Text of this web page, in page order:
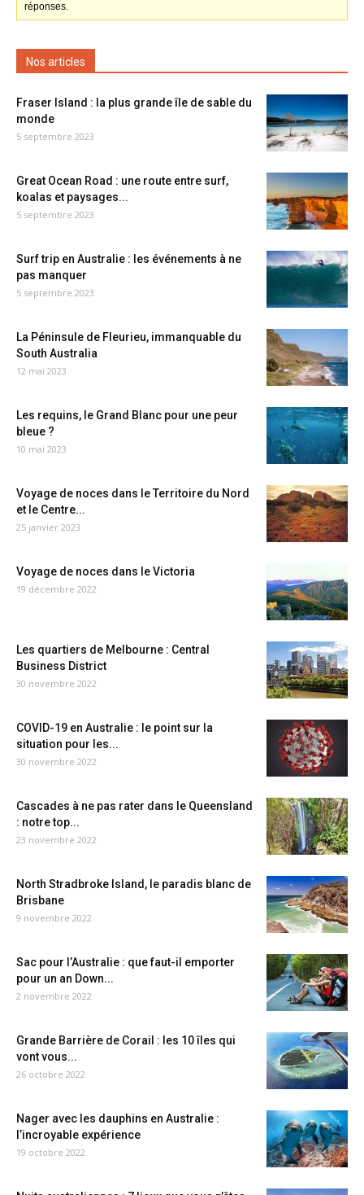
réponses.
Nos articles
Fraser Island : la plus grande île de sable du
monde
5 septembre 2023
Great Ocean Road : une route entre surf,
koalas et paysages...
5 septembre 2023
Surf trip en Australie : les événements à ne
pas manquer
5 septembre 2023
La Péninsule de Fleurieu, immanquable du
South Australia
12 mai 2023
Les requins, le Grand Blanc pour une peur
bleue ?
10 mai 2023
Voyage de noces dans le Territoire du Nord
et le Centre...
25 janvier 2023
Voyage de noces dans le Victoria
19 décembre 2022
Les quartiers de Melbourne : Central
Business District
30 novembre 2022
COVID-19 en Australie : le point sur la
situation pour les...
30 novembre 2022
Cascades à ne pas rater dans le Queensland
: notre top...
23 novembre 2022
North Stradbroke Island, le paradis blanc de
Brisbane
9 novembre 2022
Sac pour l’Australie : que faut-il emporter
pour un an Down...
2 novembre 2022
Grande Barrière de Corail : les 10 îles qui
vont vous...
26 octobre 2022
Nager avec les dauphins en Australie :
l’incroyable expérience
19 octobre 2022